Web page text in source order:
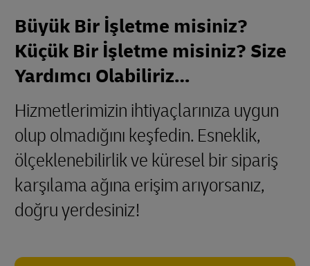
Büyük Bir İşletme misiniz?
Küçük Bir İşletme misiniz? Size
Yardımcı Olabiliriz…
Hizmetlerimizin ihtiyaçlarınıza uygun
olup olmadığını keşfedin. Esneklik,
ölçeklenebilirlik ve küresel bir sipariş
karşılama ağına erişim arıyorsanız,
doğru yerdesiniz!